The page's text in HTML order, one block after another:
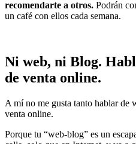
recomendarte a otros. Podrán
un café con ellos cada semana.
Ni web, ni Blog.
de venta online.
A mí no me gusta tanto hablar de
venta online.
Porque tu “web-blog” es un